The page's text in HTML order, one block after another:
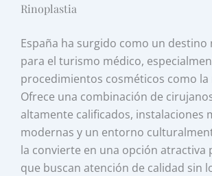
Rinoplastia
España ha surgido como un destino
para el turismo médico,
procedimientos cosméticos como
Ofrece una combinación de
altamente calificados, instalaciones
modernas y un entorno
la convierte en una opción atractiva
que buscan atención de calidad sin